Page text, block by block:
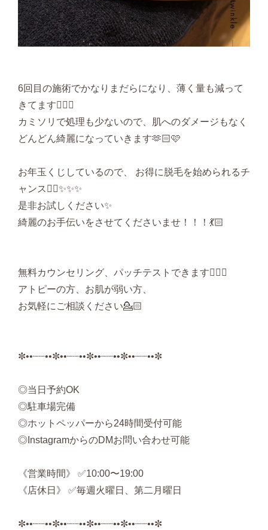
6回目の施術でかなりまだらになり、薄く量も減って
きてます🧚‍♀️✨
カミソリで処理も少ないので、肌へのダメージもなく
どんどん綺麗になっていきます🫶🏻🩷
お年玉くじしているので、 お得に脱毛を始められるチ
ャンス✊🏻✨✨✨
是非お試しください✨
綺麗のお手伝いをさせてくださいませ！！！💃🏻
無料カウンセリング、パッチテストできます🙆🏻‍♀️
アトピーの方、お肌が弱い方、
お気軽にご相談ください💁🏻
✼••┈┈••✼••┈┈••✼••┈┈••✼••┈┈••✼
◎当日予約OK
◎駐車場完備
◎ホットペッパーから24時間受付可能
◎InstagramからのDMお問い合わせ可能
《営業時間》 ✅10:00〜19:00
《店休日》 ✅毎週火曜日、第二月曜日
✼••┈┈••✼••┈┈••✼••┈┈••✼••┈┈••✼